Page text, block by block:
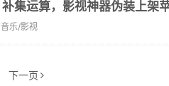
音乐/影视
下一页